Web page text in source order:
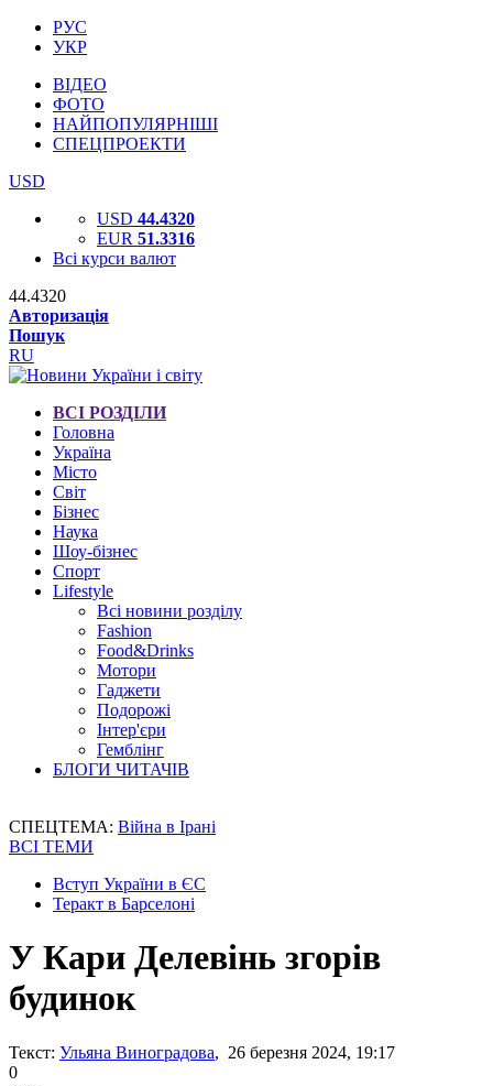
РУС
УКР
ВІДЕО
ФОТО
НАЙПОПУЛЯРНІШІ
СПЕЦПРОЕКТИ
USD
USD 44.4320
EUR 51.3316
Всі курси валют
44.4320
Авторизація
Пошук
RU
ВСІ РОЗДІЛИ
Головна
Україна
Місто
Світ
Бізнес
Наука
Шоу-бізнес
Спорт
Lifestyle
Всі новини розділу
Fashion
Food&Drinks
Мотори
Гаджети
Подорожі
Інтер'єри
Гемблінг
БЛОГИ ЧИТАЧІВ
СПЕЦТЕМА: Війна в Ірані
ВСІ ТЕМИ
Вступ України в ЄС
Теракт в Барселоні
У Кари Делевінь згорів
будинок
Текст: Ульяна Виноградова, 26 березня 2024, 19:17
0